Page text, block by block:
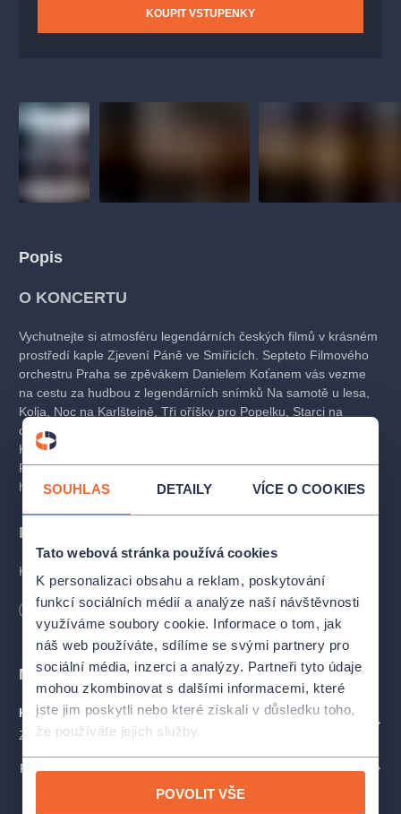
SOUHLAS DETAILY VÍCE O COOKIES
Tato webová stránka používá cookies
K personalizaci obsahu a reklam, poskytování
funkcí sociálních médií a analýze naší návštěvnosti
využíváme soubory cookie. Informace o tom, jak
náš web používáte, sdílíme se svými partnery pro
sociální média, inzerci a analýzy. Partneři tyto údaje
mohou zkombinovat s dalšími informacemi, které
jste jim poskytli nebo které získali v důsledku toho,
že používáte jejich služby.
POVOLIT VŠE
KOUPIT VSTUPENKY
Popis
O KONCERTU
Vychutnejte si atmosféru legendárních českých filmů v krásném
prostředí kaple Zjevení Páně ve Smiřicích. Septeto Filmového
orchestru Praha se zpěvákem Danielem Koťanem vás vezme
na cestu za hudbou z legendárních snímků Na samotě u lesa,
Kolja, Noc na Karlštejně, Tři oříšky pro Popelku, Starci na
chmelu, Chalupáři, Šíleně smutná princezna a mnoha dalších.
Koncert také ozvláštní hudba geniálního Ennio Morriconeho.
Prožijte nezapomenutelný hudební večer v podání špičkových
hudebníků a za doprovodu mluveného slova.
PROGRAM
Koncertní program zahrnuje například tyto tituly:
Petrolejové Lampy
Na samotě u lesa
F. L. Věk
Babička
Panna a netvor
Kolja
Noc na Karlštejně
Starci na chmelu
Délka 120 minut
Místa
Kaple Zjevení Páně
Zámek 1, Smiřice
PROFIL POŘADATELE FILMOVÝ ORCHESTR PRAHA (FOP)